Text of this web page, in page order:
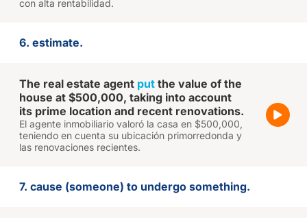
con alta rentabilidad.
6. estimate.
The real estate agent put the value of the
house at $500,000, taking into account
its prime location and recent renovations.
El agente inmobiliario valoró la casa en $500,000,
teniendo en cuenta su ubicación primorredonda y
las renovaciones recientes.
7. cause (someone) to undergo something.